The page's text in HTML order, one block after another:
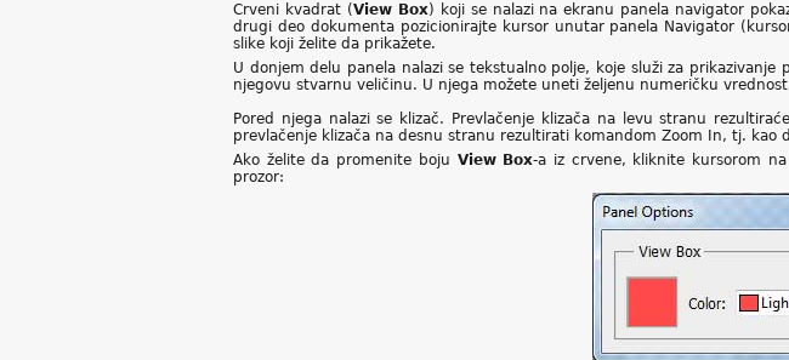
Crveni kvadrat (View Box) koji se nalazi na ekranu panela navigator
drugi deo dokumenta pozicionirajte kursor unutar panela Navigator
slike koji želite da prikažete.
U donjem delu panela nalazi se tekstualno polje, koje služi za
njegovu stvarnu veličinu. U njega možete uneti željenu numeričku
Pored njega nalazi se klizač. Prevlačenje klizača na levu stranu
prevlačenje klizača na desnu stranu rezultirati komandom Zoom In, tj. kao
Ako želite da promenite boju View Box-a iz crvene, kliknite kursorom
prozor: